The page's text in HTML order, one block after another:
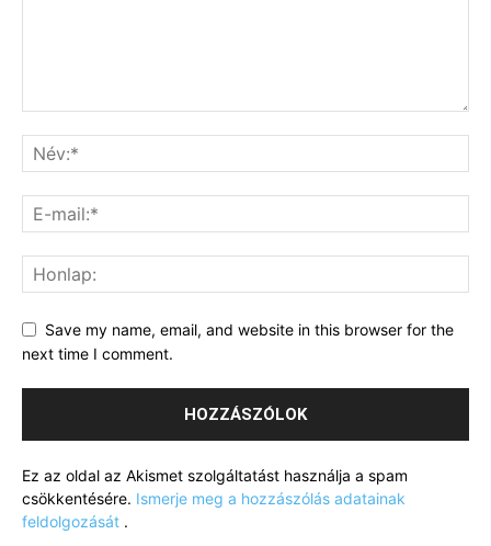
Save my name, email, and website in this browser for the
next time I comment.
Ez az oldal az Akismet szolgáltatást használja a spam
csökkentésére. Ismerje meg a hozzászólás adatainak
feldolgozását .